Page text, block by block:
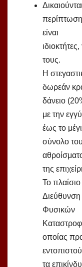
είναι
τους.
Η
δωρεάν
δάνειο
με την
έως το
σύνολο του
της
Το πλαίσιο
Φυσικών
οποίας
τα